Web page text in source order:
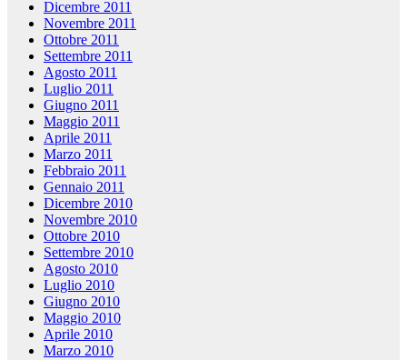
Dicembre 2011
Novembre 2011
Ottobre 2011
Settembre 2011
Agosto 2011
Luglio 2011
Giugno 2011
Maggio 2011
Aprile 2011
Marzo 2011
Febbraio 2011
Gennaio 2011
Dicembre 2010
Novembre 2010
Ottobre 2010
Settembre 2010
Agosto 2010
Luglio 2010
Giugno 2010
Maggio 2010
Aprile 2010
Marzo 2010